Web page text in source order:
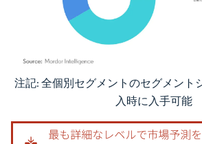
画像 © Mordor Intelligence。再利用にはCC BY 4.0
注記: 全個別セグメントのセグメント
入時に入手可能